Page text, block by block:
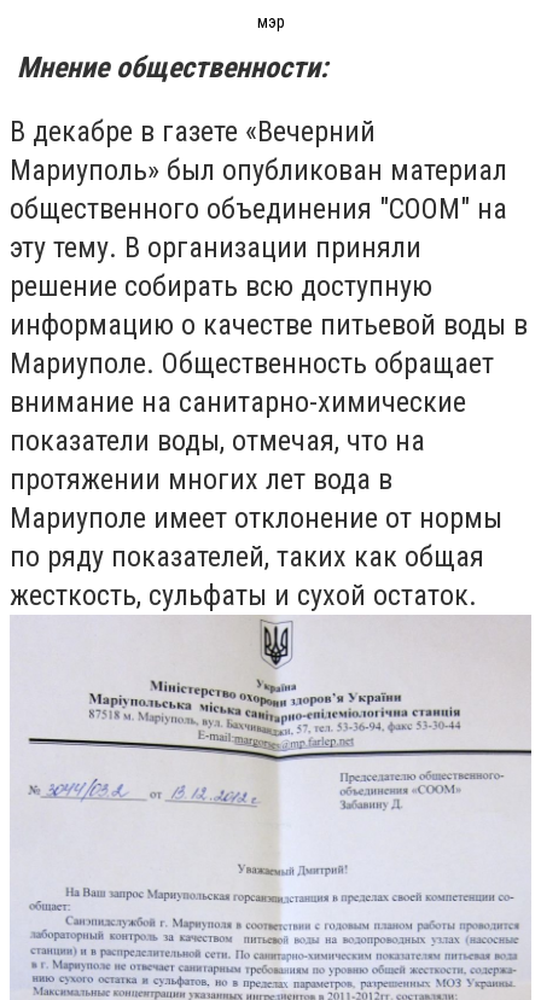
мэр
Мнение общественности:
В декабре в газете «Вечерний
Мариуполь» был опубликован материал
общественного объединения "СООМ" на
эту тему. В организации приняли
решение собирать всю доступную
информацию о качестве питьевой воды в
Мариуполе. Общественность обращает
внимание на санитарно-химические
показатели воды, отмечая, что на
протяжении многих лет вода в
Мариуполе имеет отклонение от нормы
по ряду показателей, таких как общая
жесткость, сульфаты и сухой остаток.